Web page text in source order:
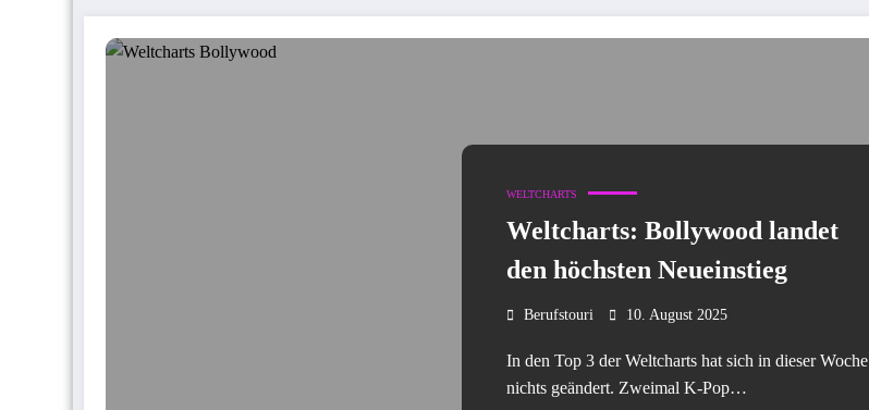
WELTCHARTS
Weltcharts: Bollywood landet
den höchsten Neueinstieg
Berufstouri 10. August 2025
In den Top 3 der Weltcharts hat sich in dieser Woche
nichts geändert. Zweimal K-Pop…